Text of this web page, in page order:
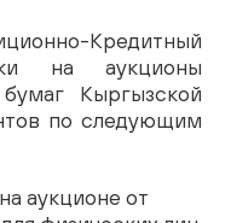
Кредитный
на аукционы
Кыргызской
по следующим
аукционе от